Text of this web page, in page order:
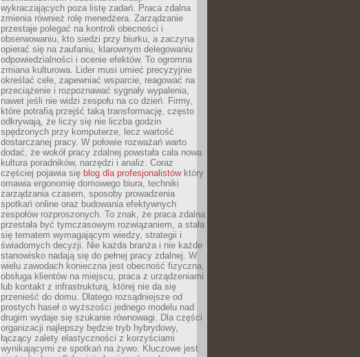
wykraczających poza listę zadań. Praca zdalna
zmienia również rolę menedżera. Zarządzanie
przestaje polegać na kontroli obecności i
obserwowaniu, kto siedzi przy biurku, a zaczyna
opierać się na zaufaniu, klarownym delegowaniu
odpowiedzialności i ocenie efektów. To ogromna
zmiana kulturowa. Lider musi umieć precyzyjnie
określać cele, zapewniać wsparcie, reagować na
przeciążenie i rozpoznawać sygnały wypalenia,
nawet jeśli nie widzi zespołu na co dzień. Firmy,
które potrafią przejść taką transformację, często
odkrywają, że liczy się nie liczba godzin
spędzonych przy komputerze, lecz wartość
dostarczanej pracy. W połowie rozważań warto
dodać, że wokół pracy zdalnej powstała cała nowa
kultura poradników, narzędzi i analiz. Coraz
częściej pojawia się blog dla profesjonalistówktóry
omawia ergonomię domowego biura, techniki
zarządzania czasem, sposoby prowadzenia
spotkań online oraz budowania efektywnych
zespołów rozproszonych. To znak, że praca zdalna
przestała być tymczasowym rozwiązaniem, a stała
się tematem wymagającym wiedzy, strategii i
świadomych decyzji. Nie każda branża i nie każde
stanowisko nadają się do pełnej pracy zdalnej. W
wielu zawodach konieczna jest obecność fizyczna,
obsługa klientów na miejscu, praca z urządzeniami
lub kontakt z infrastrukturą, której nie da się
przenieść do domu. Dlatego rozsądniejsze od
prostych haseł o wyższości jednego modelu nad
drugim wydaje się szukanie równowagi. Dla części
organizacji najlepszy będzie tryb hybrydowy,
łączący zalety elastyczności z korzyściami
wynikającymi ze spotkań na żywo. Kluczowe jest